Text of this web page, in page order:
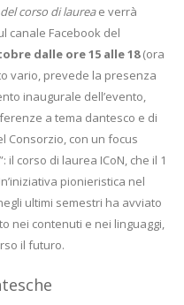
corso di laureae verrà
canale Facebook del
dalle ore 15 alle 18(ora
vario, prevede la presenza
inaugurale dell’evento,
a tema dantesco e di
Consorzio, con un focus
il corso di laurea ICoN, che il 1
pionieristica nel
ultimi semestri ha avviato
nei contenuti e nei linguaggi,
il futuro.